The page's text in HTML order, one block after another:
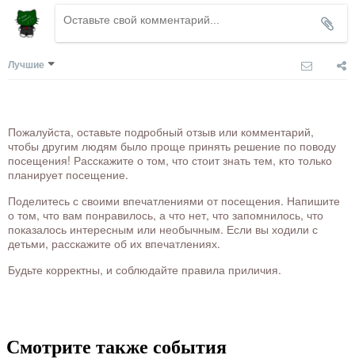
Лучшие
Пожалуйста, оставьте подробный отзыв или комментарий,
чтобы другим людям было проще принять решение по поводу
посещения! Расскажите о том, что стоит знать тем, кто только
планирует посещение.
Поделитесь с своими впечатлениями от посещения. Напишите
о том, что вам понравилось, а что нет, что запомнилось, что
показалось интересным или необычным. Если вы ходили с
детьми, расскажите об их впечатлениях.
Будьте корректны, и соблюдайте правила приличия.
Смотрите также события